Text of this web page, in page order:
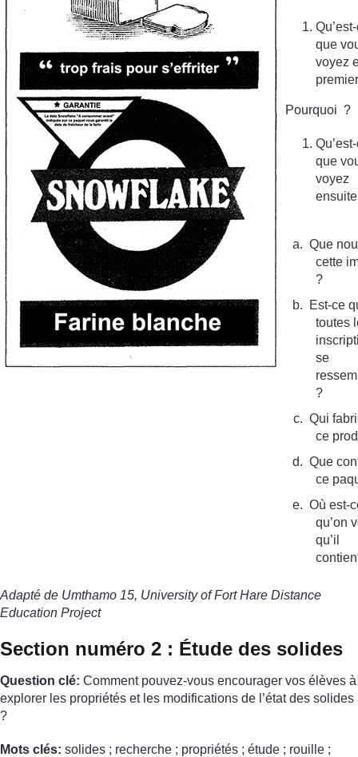
que
voyez
Pourquoi ?
que
voyez
a. Que
cette
?
b.
Est-ce
toutes
se
?
c. Qui
ce
d. Que
ce
e. Où est-
qu’on
qu’il
Adapté de Umthamo 15, University of Fort Hare Distance
Education Project
Section numéro 2 : Étude des solides
Question clé: Comment pouvez-vous encourager vos élèves à
explorer les propriétés et les modifications de l’état des solides
?
Mots clés: solides ; recherche ; propriétés ; étude ; rouille ;